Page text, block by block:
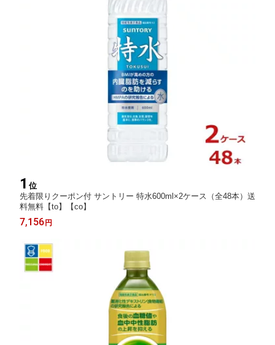
1 位
先着限りクーポン付 サントリー 特水600ml×2ケース（全48本）送
料無料【to】【co】
7,156 円